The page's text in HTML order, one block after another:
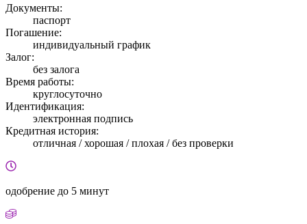
Документы:
паспорт
Погашение:
индивидуальный график
Залог:
без залога
Время работы:
круглосуточно
Идентификация:
электронная подпись
Кредитная история:
отличная / хорошая / плохая / без проверки
одобрение до 5 минут